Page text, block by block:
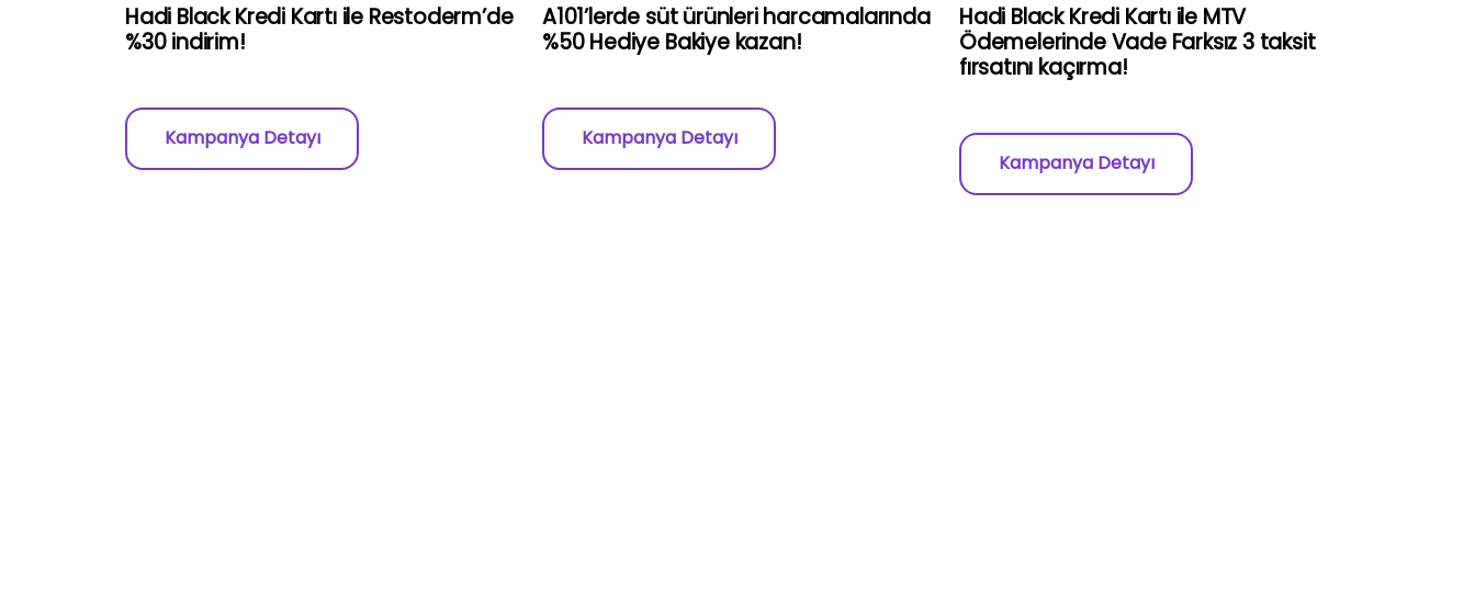
Hadi Black Kredi Kartı ile Restoderm’de
%30 indirim!
Kampanya Detayı
A101’lerde süt ürünleri harcamalarında
%50 Hediye Bakiye kazan!
Kampanya Detayı
Hadi Black Kredi Kartı ile MTV
Ödemelerinde Vade Farksız 3 taksit
fırsatını kaçırma!
Kampanya Detayı